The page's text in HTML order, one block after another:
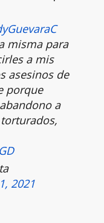
misma para
a mis
asesinos de
porque
a
2021